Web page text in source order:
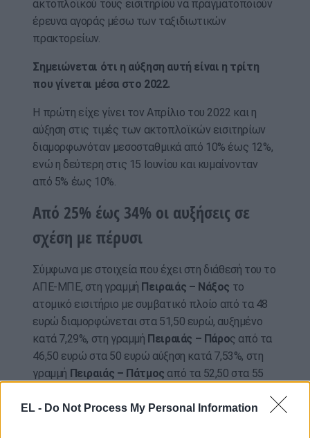
EL - Do Not Process My Personal Information
ακτοπλοϊκού τους εισιτηρίου να πραγματοποιούν
έρευνα αγοράς μέσω των ταξιδιωτικών
πρακτορείων.
Σημειώνεται ότι η αύξηση αυτή είναι η τρίτη
που γίνεται μέσα στο 2022.
Η πρώτη είχε γίνει τον Απρίλιο του 2022 και η
αύξηση στις τιμές των ακτοπλοϊκών εισιτηρίων
διαμορφωνόταν μεσοσταθμικά από 10% έως 12%,
ενώ η δεύτερη στις 15 Ιουνίου και κυμαίνονταν
από 5% έως 10%.
Από 25% έως 34% οι αυξήσεις σε
σχέση με πέρυσι
Σύμφωνα με στοιχεία που έχει στη διάθεσή του το
ΑΠΕ-ΜΠΕ, στη γραμμή Πειραιάς – Νάξος το
ατομικό εισιτήριο με συμβατικό πλοίο από τα 48
ευρώ διαμορφώνεται στα 51,50 ευρώ, αυξημένο
κατά 7,29%, στη γραμμή Πειραιάς – Πάρος από τα
46,50 ευρώ στα 50 ευρώ αύξηση κατά 7,53%, στη
γραμμή Πειραιάς – Πάτμος από τα 52,50 στα 55
Ρόδοςαπό τα 86,50 στα 91 ευρώ με αύξηση 5,20%